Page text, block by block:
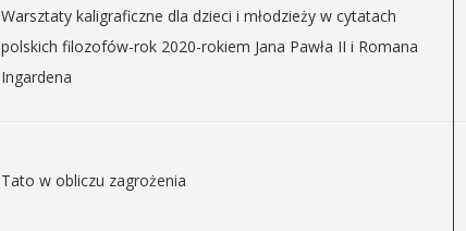
Warsztaty kaligraficzne dla dzieci i młodzieży w cytatach
polskich filozofów-rok 2020-rokiem Jana Pawła II i Romana
Ingardena
Tato w obliczu zagrożenia